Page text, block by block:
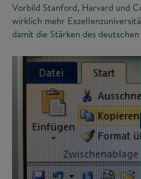
Vorbild Stanford, Harvard und
wirklich mehr
damit die Stärken des